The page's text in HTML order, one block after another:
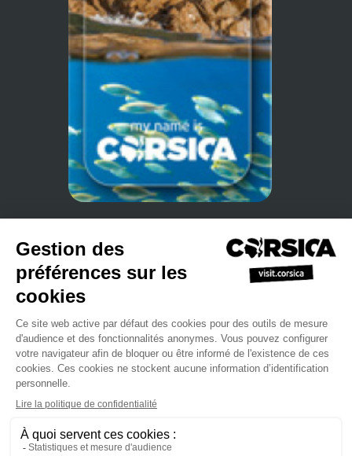
Politique de confidentialité • S'inscrire à notre newsletter